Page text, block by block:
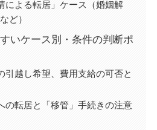
による転居」ケース（婚姻解
ど）
いケース別・条件の判断ポ
引越し希望、費用支給の可否と
の転居と「移管」手続きの注意